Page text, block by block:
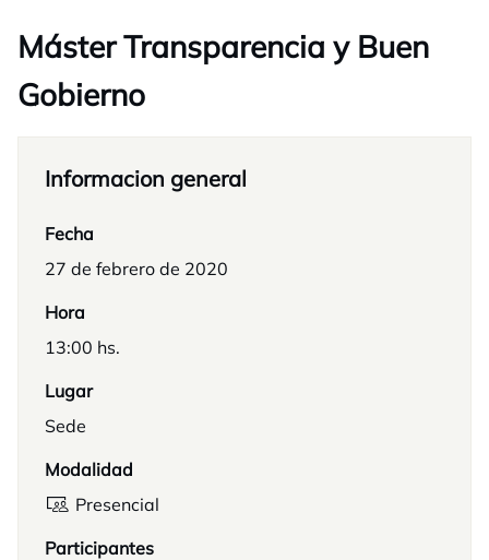
Máster Transparencia y Buen
Gobierno
Informacion general
Fecha
27 de febrero de 2020
Hora
13:00 hs.
Lugar
Sede
Modalidad
Presencial
Participantes